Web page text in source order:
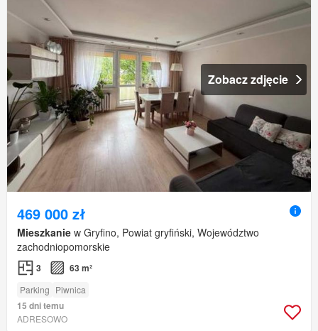
Zobacz zdjęcie
469 000 zł
Mieszkanie w Gryfino, Powiat gryfiński, Województwo
zachodniopomorskie
3 63 m²
Parking Piwnica
15 dni temu
ADRESOWO